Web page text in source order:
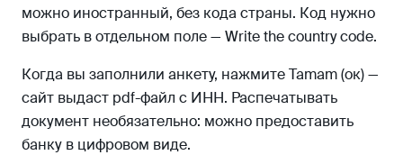
можно иностранный, без кода страны. Код нужно
выбрать в отдельном поле — Write the country code.
Когда вы заполнили анкету, нажмите Tamam (ок) —
сайт выдаст pdf-файл с ИНН. Распечатывать
документ необязательно: можно предоставить
банку в цифровом виде.